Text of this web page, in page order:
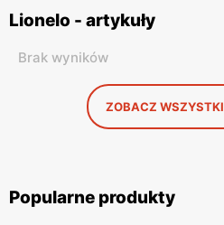
Lionelo - artykuły
Brak wyników
ZOBACZ
Popularne produkty